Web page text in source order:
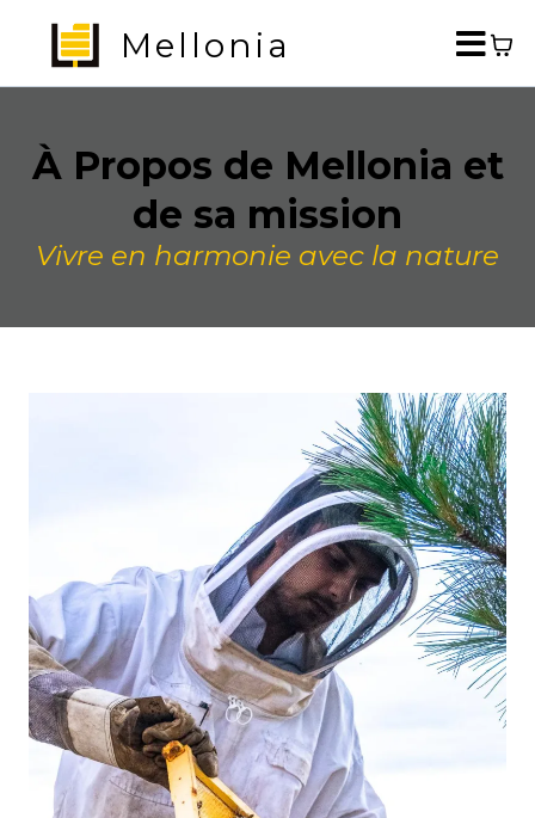
Mellonia
À Propos de Mellonia et
de sa mission
Vivre en harmonie avec la nature